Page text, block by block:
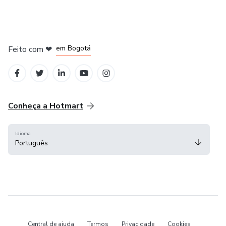
Feito com ❤ em Bogotá
Conheça a Hotmart
Idioma
Português
Central de ajuda Termos Privacidade Cookies